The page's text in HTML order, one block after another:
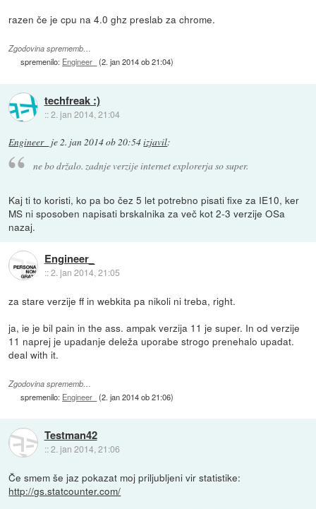
razen če je cpu na 4.0 ghz preslab za chrome.
Zgodovina sprememb…
spremenilo: Engineer_ (2. jan 2014 ob 21:04)
techfreak :)
::2. jan 2014, 21:04
Engineer_ je2. jan 2014 ob 20:54izjavil:
ne bo držalo. zadnje verzije internet explorerja so super.
Kaj ti to koristi, ko pa bo čez 5 let potrebno pisati fixe za IE10, ker
MS ni sposoben napisati brskalnika za več kot 2-3 verzije OSa
nazaj.
Engineer_
::2. jan 2014, 21:05
za stare verzije ff in webkita pa nikoli ni treba, right.
ja, ie je bil pain in the ass. ampak verzija 11 je super. In od verzije
11 naprej je upadanje deleža uporabe strogo prenehalo upadat.
deal with it.
Zgodovina sprememb…
spremenilo: Engineer_ (2. jan 2014 ob 21:06)
Testman42
::2. jan 2014, 21:06
Če smem še jaz pokazat moj priljubljeni vir statistike:
http://gs.statcounter.com/